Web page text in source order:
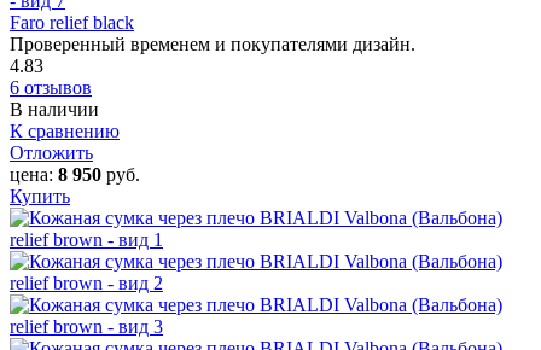
Faro relief black
Проверенный временем и покупателями дизайн.
4.83
6 отзывов
В наличии
К сравнению
Отложить
цена: 8 950 руб.
Купить